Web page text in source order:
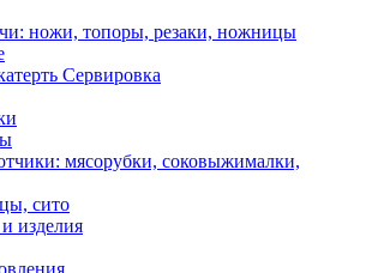
ножи, топоры, резаки, ножницы
Сервировка
мясорубки, соковыжималки,
сито
изделия